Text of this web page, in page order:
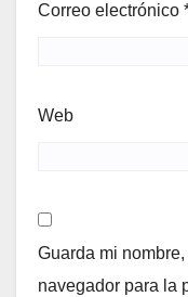
Correo electrónico
Web
Guarda mi
navegador para la